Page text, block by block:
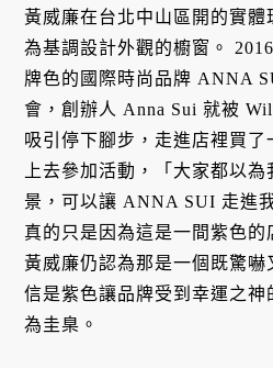
黃威廉在台北中山區開的實
為基調設計外觀的櫥窗。
牌色的國際時尚品牌 ANNA
會，創辦人 Anna Sui 就被
吸引停下腳步，走進店裡買
上去參加活動，「大家都以
景，可以讓 ANNA SUI 走進
真的只是因為這是一間紫色的
黃威廉仍認為那是一個既驚
信是紫色讓品牌受到幸運之
為圭臬。